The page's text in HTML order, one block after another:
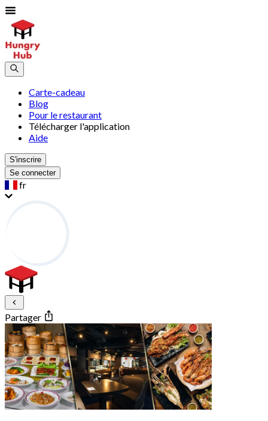
Carte-cadeau
Blog
Pour le restaurant
Télécharger l'application
Aide
S'inscrire
Se connecter
fr
Partager